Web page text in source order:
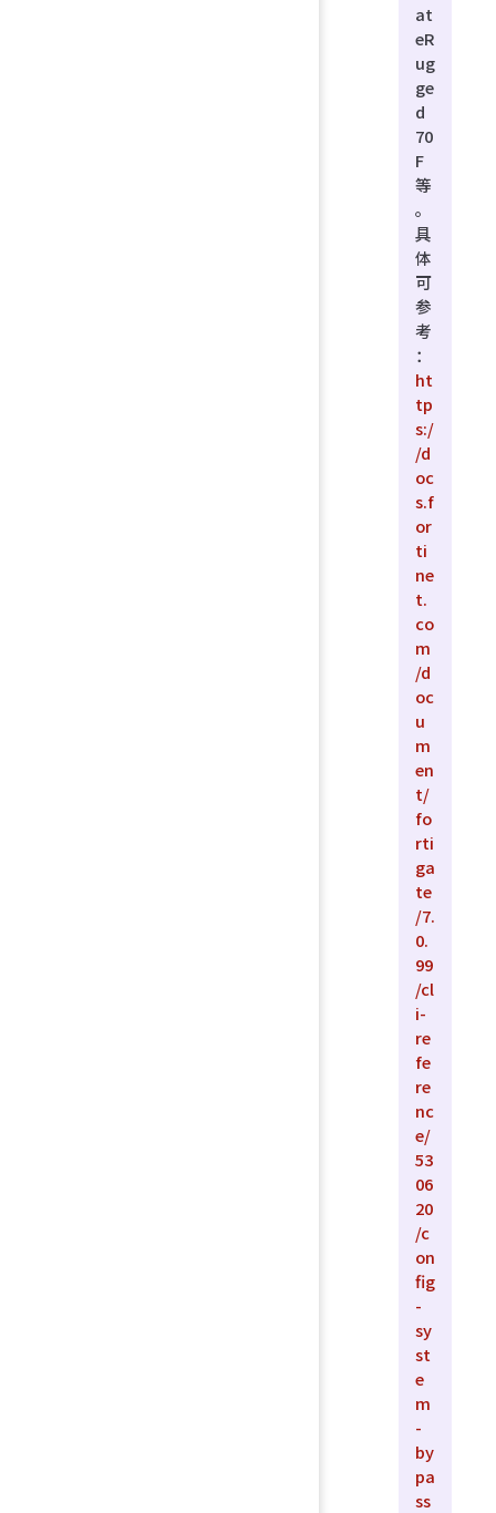
at
eR
ug
ge
d
70
F
等
。
具
体
可
参
考
：
ht
tp
s:/
/d
oc
s.f
or
ti
ne
t.
co
m
/d
oc
u
m
en
t/
fo
rti
ga
te
/7.
0.
99
/cl
i-
re
fe
re
nc
e/
53
06
20
/c
on
fig
-
sy
st
e
m
-
by
pa
ss